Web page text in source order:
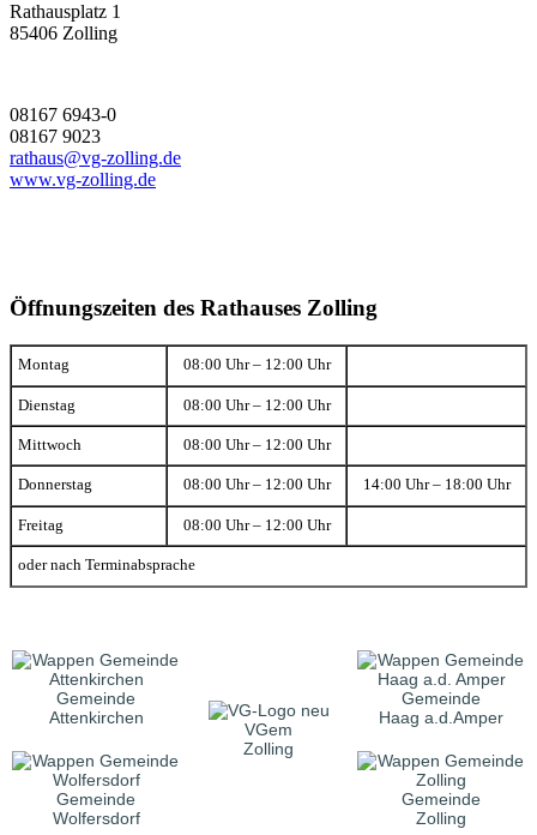
Rathausplatz 1
85406 Zolling
08167 6943-0
08167 9023
rathaus@vg-zolling.de
www.vg-zolling.de
Öffnungszeiten des Rathauses Zolling
Montag 08:00 Uhr – 12:00 Uhr
Dienstag 08:00 Uhr – 12:00 Uhr
Mittwoch 08:00 Uhr – 12:00 Uhr
Donnerstag 08:00 Uhr – 12:00 Uhr 14:00 Uhr – 18:00 Uhr
Freitag 08:00 Uhr – 12:00 Uhr
oder nach Terminabsprache
Gemeinde
Attenkirchen
VGem
Zolling
Gemeinde
Haag a.d.Amper
Gemeinde
Wolfersdorf
Gemeinde
Zolling